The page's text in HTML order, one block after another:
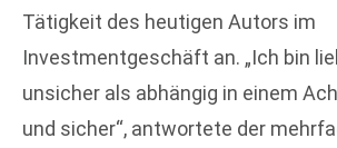
Tätigkeit des heutigen Autors im
Investmentgeschäft an. „Ich bin
unsicher als abhängig in einem
und sicher“, antwortete der